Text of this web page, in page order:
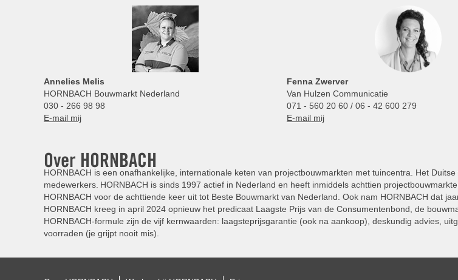
Annelies Melis
HORNBACH Bouwmarkt Nederland
030 - 266 98 98
E-mail mij
Fenna Zwerver
Van Hulzen Communicatie
071 - 560 20 60 / 06 - 42 600 279
E-mail mij
Over HORNBACH
HORNBACH is een onafhankelijke, internationale keten van projectbouwmarkten met tuincentra. Het
medewerkers. HORNBACH is sinds 1997 actief in Nederland en heeft inmiddels achttien
HORNBACH voor de achttiende keer uit tot Beste Bouwmarkt van Nederland. Ook nam HORNBACH dat
HORNBACH kreeg in april 2024 opnieuw het predicaat Laagste Prijs van de Consumentenbond, de
HORNBACH-formule zijn de vijf kernwaarden: laagsteprijsgarantie (ook na aankoop), deskundig advies,
voorraden (je grijpt nooit mis).